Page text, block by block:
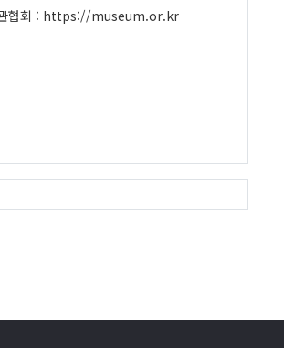
협회 : https://museum.or.kr